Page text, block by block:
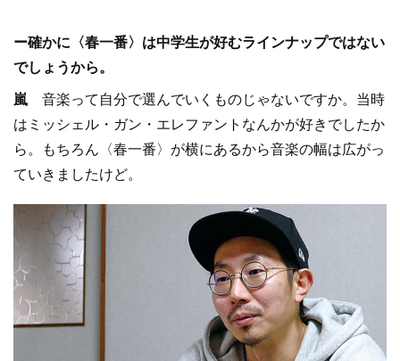
ー確かに〈春一番〉は中学生が好むラインナップではない
でしょうから。
嵐 音楽って自分で選んでいくものじゃないですか。当時
はミッシェル・ガン・エレファントなんかが好きでしたか
ら。もちろん〈春一番〉が横にあるから音楽の幅は広がっ
ていきましたけど。